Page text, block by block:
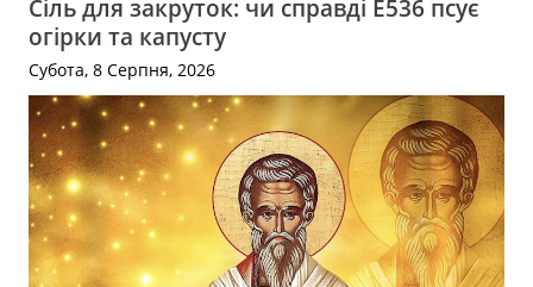
Сіль для закруток: чи справді Е536 псує
огірки та капусту
Субота, 8 Серпня, 2026